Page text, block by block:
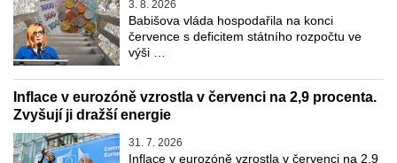
3. 8. 2026
Babišova vláda hospodařila na konci
července s deficitem státního rozpočtu ve
výši …
Inflace v eurozóně vzrostla v červenci na 2,9 procenta.
Zvyšují ji dražší energie
31. 7. 2026
Inflace v eurozóně vzrostla v červenci na 2,9